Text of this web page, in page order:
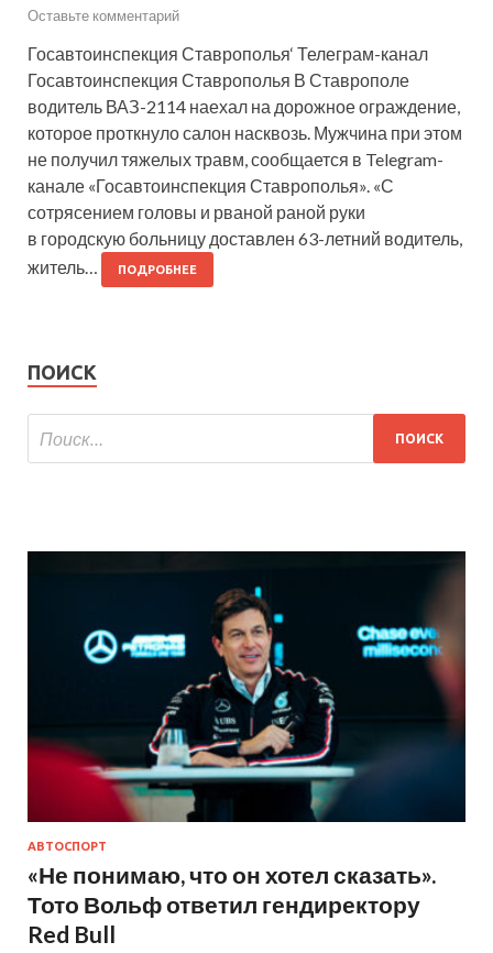
Оставьте комментарий
Госавтоинспекция Ставрополья‘ Телеграм-канал
Госавтоинспекция Ставрополья В Ставрополе
водитель ВАЗ-2114 наехал на дорожное ограждение,
которое проткнуло салон насквозь. Мужчина при этом
не получил тяжелых травм, сообщается в Telegram-
канале «Госавтоинспекция Ставрополья». «С
сотрясением головы и рваной раной руки
в городскую больницу доставлен 63-летний водитель,
житель…
ПОДРОБНЕЕ
ПОИСК
АВТОСПОРТ
«Не понимаю, что он хотел сказать».
Тото Вольф ответил гендиректору
Red Bull